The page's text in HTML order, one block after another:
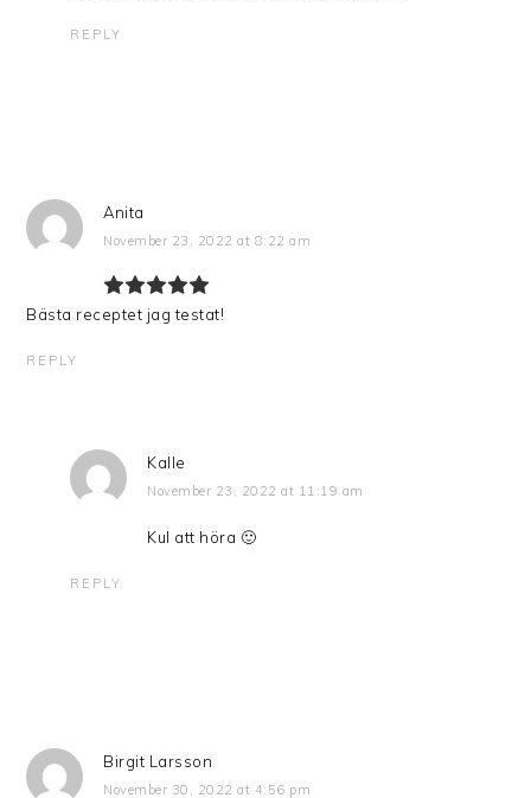
REPLY
Anita
November 23, 2022 at 8:22 am
Bästa receptet jag testat!
REPLY
Kalle
November 23, 2022 at 11:19 am
Kul att höra 🙂
REPLY
Birgit Larsson
November 30, 2022 at 4:56 pm